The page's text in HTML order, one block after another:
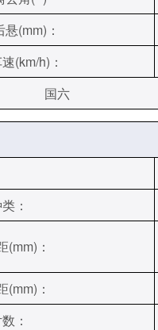
(mm)：
(km/h)：
国六
：
(mm)：
(mm)：
：